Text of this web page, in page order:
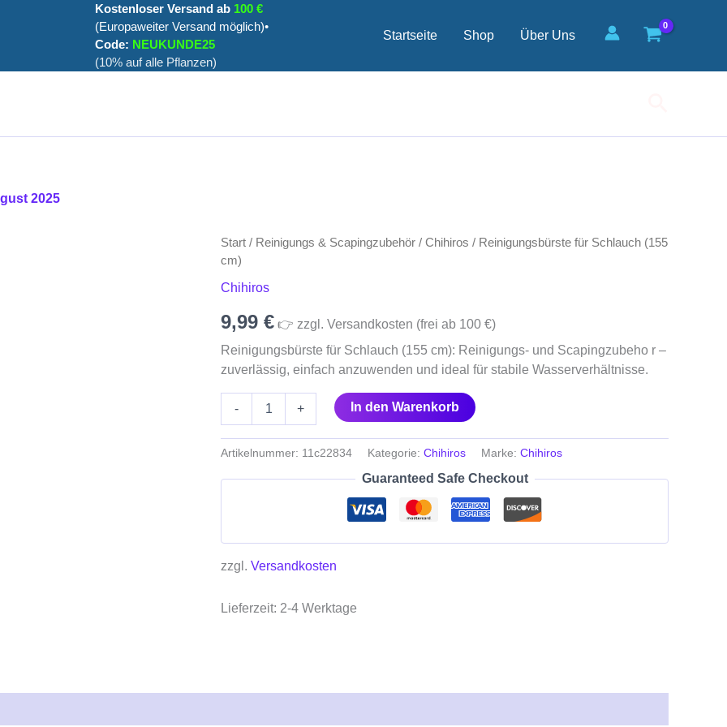
Kostenloser Versand ab 100 €
(Europaweiter Versand möglich)•
Code: NEUKUNDE25
(10% auf alle Pflanzen)
Startseite Shop Über Uns
2025
Start / Reinigungs & Scapingzubehör / Chihiros / Reinigungsbürste für Schlauch (155
cm)
Chihiros
9,99 € 👉 zzgl. Versandkosten (frei ab 100 €)
Reinigungsbürste für Schlauch (155 cm): Reinigungs- und Scapingzubeho r –
zuverlässig, einfach anzuwenden und ideal für stabile Wasserverhältnisse.
-
Reinigungsbürste
für
(155
Menge
+ In den Warenkorb
Artikelnummer: 11c22834 Kategorie: Chihiros Marke: Chihiros
Guaranteed Safe Checkout
zzgl. Versandkosten
Lieferzeit: 2-4 Werktage
Menge